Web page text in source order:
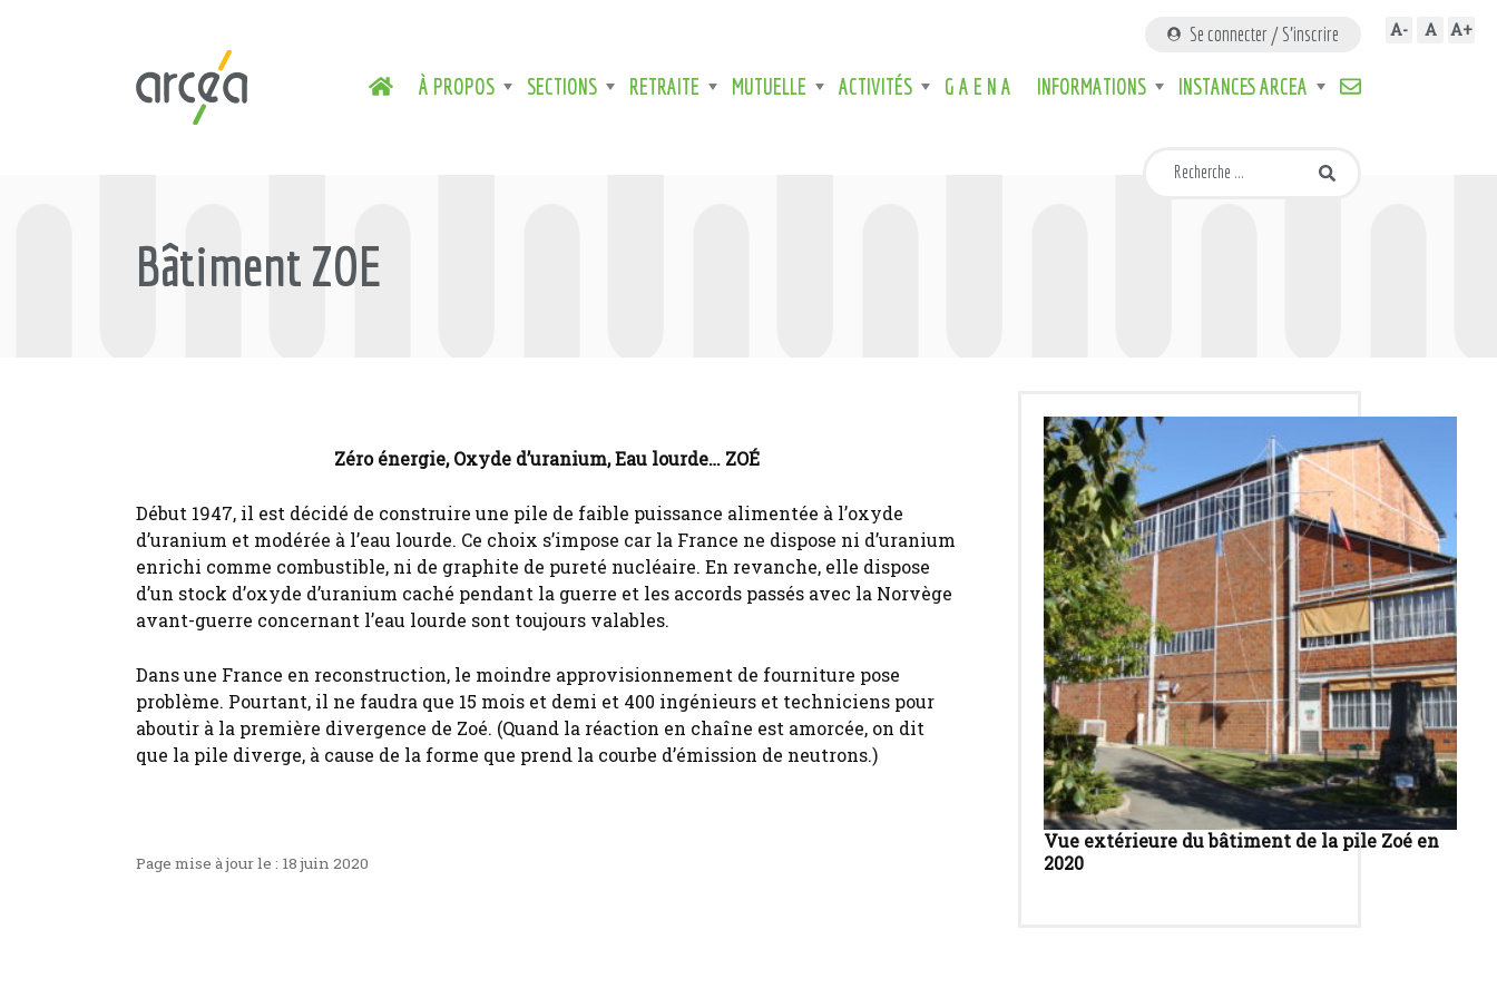
À PROPOS SECTIONS RETRAITE MUTUELLE ACTIVITÉS G A E N A INFORMATIONS INSTANCES ARCEA
Se connecter / S'inscrire A- A A+
Bâtiment ZOE
Zéro énergie, Oxyde d’uranium, Eau lourde… ZOÉ
​Début 1947, il est décidé de construire une pile de faible puissance alimentée à l’oxyde
d’uranium et modérée à l’eau lourde. Ce choix s’impose car la France ne dispose ni d’uranium
enrichi comme combustible, ni de graphite de pureté nucléaire. En revanche, elle dispose
d’un stock d’oxyde d’uranium caché pendant la guerre et les accords passés avec la Norvège
avant-guerre concernant l’eau lourde sont toujours valables.
Dans une France en reconstruction, le moindre approvisionnement de fourniture pose
problème. Pourtant, il ne faudra que 15 mois et demi et 400 ingénieurs et techniciens pour
aboutir à la première divergence de Zoé. (Quand la réaction en chaîne est amorcée, on dit
que la pile diverge, à cause de la forme que prend la courbe d’émission de neutrons.)
Page mise à jour le : 18 juin 2020
Vue extérieure du bâtiment de la pile Zoé en
2020